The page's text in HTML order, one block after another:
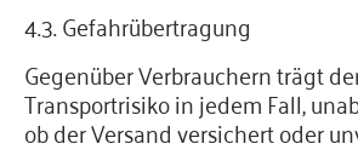
4.3. Gefahrübertragung
Gegenüber Verbrauchern trägt
Transportrisiko in jedem Fall,
ob der Versand versichert oder